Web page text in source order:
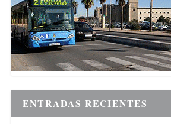
ENTRADAS RECIENTES